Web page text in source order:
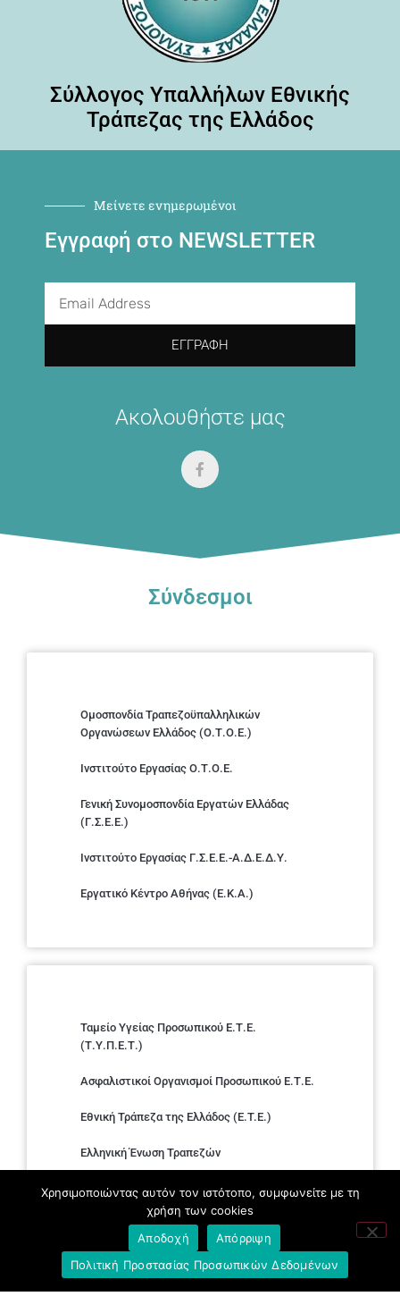
Σύλλογος Υπαλλήλων Εθνικής
Τράπεζας της Ελλάδος
Μείνετε ενημερωμένοι
Εγγραφή στο NEWSLETTER
ΕΓΓΡΑΦΉ
Ακολουθήστε μας
Σύνδεσμοι
Ομοσπονδία Τραπεζοϋπαλληλικών
Οργανώσεων Ελλάδος (Ο.Τ.Ο.Ε.)
Ινστιτούτο Εργασίας Ο.Τ.Ο.Ε.
Γενική Συνομοσπονδία Εργατών Ελλάδας
(Γ.Σ.Ε.Ε.)
Ινστιτούτο Εργασίας Γ.Σ.Ε.Ε.-Α.Δ.Ε.Δ.Υ.
Εργατικό Κέντρο Αθήνας (Ε.Κ.Α.)
Ταμείο Υγείας Προσωπικού Ε.Τ.Ε.
(Τ.Υ.Π.Ε.Τ.)
Ασφαλιστικοί Οργανισμοί Προσωπικού Ε.Τ.Ε.
Εθνική Τράπεζα της Ελλάδος (E.T.E.)
Ελληνική Ένωση Τραπεζών
Σύλλογος με παιδιά Α.με.Α. εργαζομένων και
συνταξιούχων Ε.Τ.Ε.
Υπουργείο Εργασίας και Κοινωνικών
Υποθέσεων
Χρησιμοποιώντας αυτόν τον ιστότοπο, συμφωνείτε με τη
χρήση των cookies
Αποδοχή
Απόρριψη
Πολιτική Προστασίας Προσωπικών Δεδομένων